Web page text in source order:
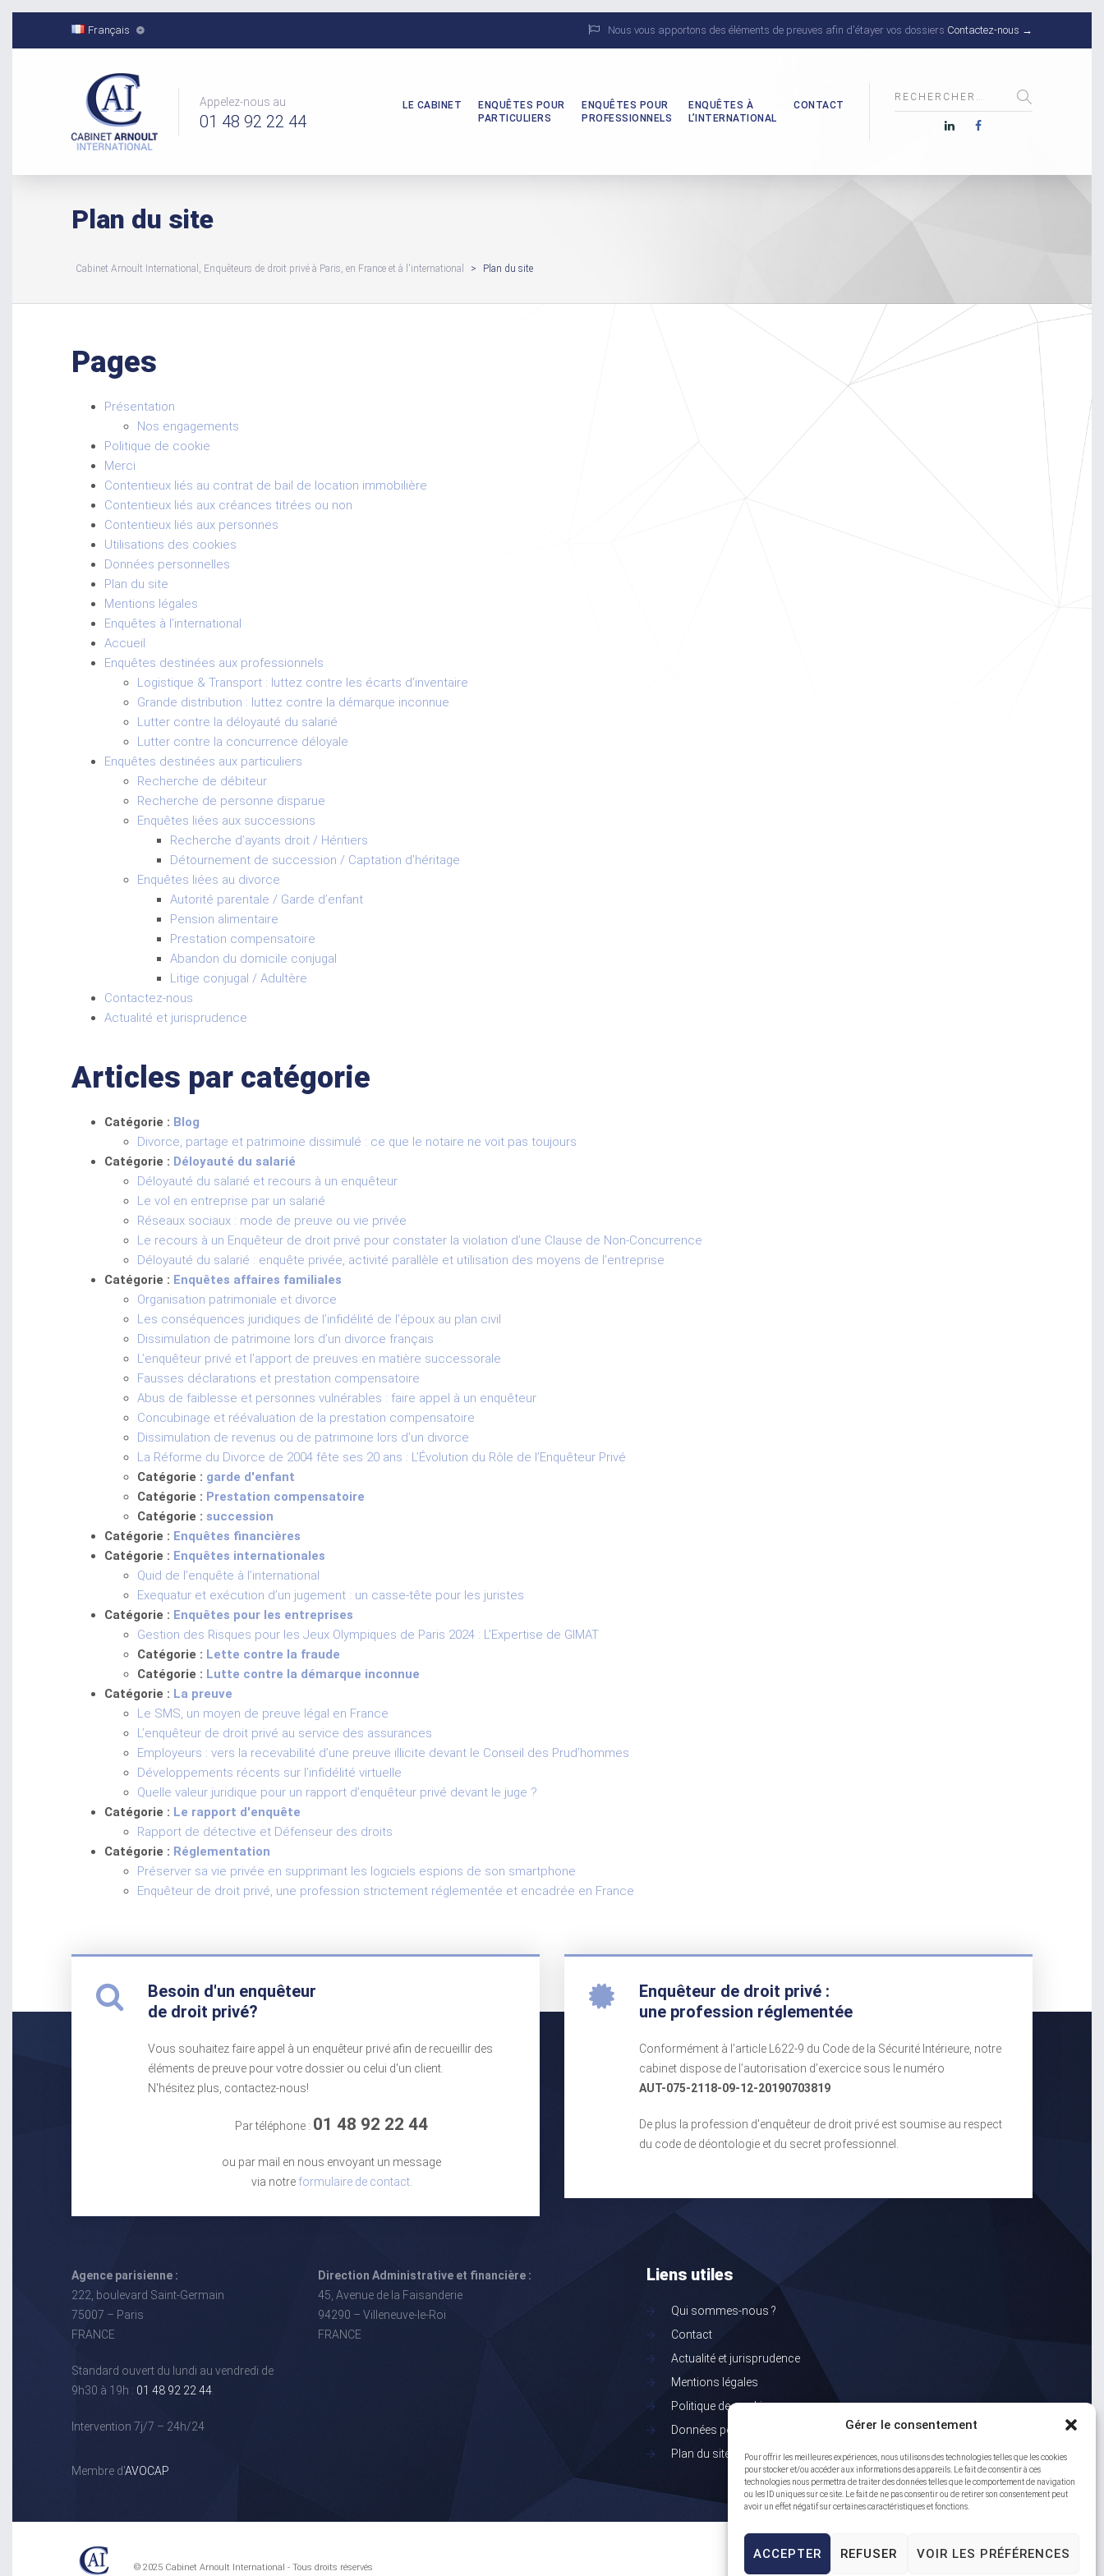
Gérer le consentement
Pour offrir les meilleures expériences, nous utilisons des technologies telles que les cookies
pour stocker et/ou accéder aux informations des appareils. Le fait de consentir à ces
technologies nous permettra de traiter des données telles que le comportement de navigation
ou les ID uniques sur ce site. Le fait de ne pas consentir ou de retirer son consentement peut
avoir un effet négatif sur certaines caractéristiques et fonctions.
ACCEPTER REFUSER VOIR LES PRÉFÉRENCES
Français Nous vous apportons des éléments de preuves afin d'étayer vos dossiers Contactez-nous →
Appelez-nous au
01 48 92 22 44
LE CABINET
ENQUÊTES POUR
PARTICULIERS
ENQUÊTES POUR
PROFESSIONNELS
ENQUÊTES À
L’INTERNATIONAL
CONTACT
Plan du site
Cabinet Arnoult International, Enquêteurs de droit privé à Paris, en France et à l'international > Plan du site
Pages
Présentation
Nos engagements
Politique de cookie
Merci
Contentieux liés au contrat de bail de location immobilière
Contentieux liés aux créances titrées ou non
Contentieux liés aux personnes
Utilisations des cookies
Données personnelles
Plan du site
Mentions légales
Enquêtes à l’international
Accueil
Enquêtes destinées aux professionnels
Logistique & Transport : luttez contre les écarts d’inventaire
Grande distribution : luttez contre la démarque inconnue
Lutter contre la déloyauté du salarié
Lutter contre la concurrence déloyale
Enquêtes destinées aux particuliers
Recherche de débiteur
Recherche de personne disparue
Enquêtes liées aux successions
Recherche d’ayants droit / Héritiers
Détournement de succession / Captation d’héritage
Enquêtes liées au divorce
Autorité parentale / Garde d’enfant
Pension alimentaire
Prestation compensatoire
Abandon du domicile conjugal
Litige conjugal / Adultère
Contactez-nous
Actualité et jurisprudence
Articles par catégorie
Catégorie : Blog
Divorce, partage et patrimoine dissimulé : ce que le notaire ne voit pas toujours
Catégorie : Déloyauté du salarié
Déloyauté du salarié et recours à un enquêteur
Le vol en entreprise par un salarié
Réseaux sociaux : mode de preuve ou vie privée
Le recours à un Enquêteur de droit privé pour constater la violation d’une Clause de Non-Concurrence
Déloyauté du salarié : enquête privée, activité parallèle et utilisation des moyens de l’entreprise
Catégorie : Enquêtes affaires familiales
Organisation patrimoniale et divorce
Les conséquences juridiques de l’infidélité de l’époux au plan civil
Dissimulation de patrimoine lors d’un divorce français
L’enquêteur privé et l’apport de preuves en matière successorale
Fausses déclarations et prestation compensatoire
Abus de faiblesse et personnes vulnérables : faire appel à un enquêteur
Concubinage et réévaluation de la prestation compensatoire
Dissimulation de revenus ou de patrimoine lors d’un divorce
La Réforme du Divorce de 2004 fête ses 20 ans : L’Évolution du Rôle de l’Enquêteur Privé
Catégorie : garde d'enfant
Catégorie : Prestation compensatoire
Catégorie : succession
Catégorie : Enquêtes financières
Catégorie : Enquêtes internationales
Quid de l’enquête à l’international
Exequatur et exécution d’un jugement : un casse-tête pour les juristes
Catégorie : Enquêtes pour les entreprises
Gestion des Risques pour les Jeux Olympiques de Paris 2024 : L’Expertise de GIMAT
Catégorie : Lette contre la fraude
Catégorie : Lutte contre la démarque inconnue
Catégorie : La preuve
Le SMS, un moyen de preuve légal en France
L’enquêteur de droit privé au service des assurances
Employeurs : vers la recevabilité d’une preuve illicite devant le Conseil des Prud’hommes
Développements récents sur l’infidélité virtuelle
Quelle valeur juridique pour un rapport d’enquêteur privé devant le juge ?
Catégorie : Le rapport d'enquête
Rapport de détective et Défenseur des droits
Catégorie : Réglementation
Préserver sa vie privée en supprimant les logiciels espions de son smartphone
Enquêteur de droit privé, une profession strictement réglementée et encadrée en France
Besoin d'un enquêteur
de droit privé?
Vous souhaitez faire appel à un enquêteur privé afin de recueillir des
éléments de preuve pour votre dossier ou celui d'un client.
N'hésitez plus, contactez-nous!
Par téléphone : 01 48 92 22 44
ou par mail en nous envoyant un message
via notre formulaire de contact.
Enquêteur de droit privé :
une profession réglementée
Conformément à l’article L622-9 du Code de la Sécurité Intérieure, notre
cabinet dispose de l’autorisation d’exercice sous le numéro
AUT-075-2118-09-12-20190703819
De plus la profession d'enquêteur de droit privé est soumise au respect
du code de déontologie et du secret professionnel.
Agence parisienne :
222, boulevard Saint-Germain
75007 – Paris
FRANCE
Standard ouvert du lundi au vendredi de
9h30 à 19h : 01 48 92 22 44
Intervention 7j/7 – 24h/24
Membre d'AVOCAP
Direction Administrative et financière :
45, Avenue de la Faisanderie
94290 – Villeneuve-le-Roi
FRANCE
Liens utiles
Qui sommes-nous ?
Contact
Actualité et jurisprudence
Mentions légales
Politique de cookie
Données personnelles
Plan du site
© 2025 Cabinet Arnoult International - Tous droits réservés